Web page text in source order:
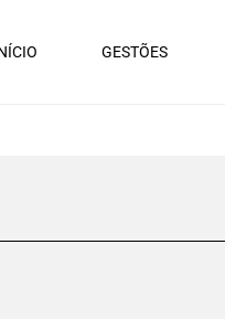
GESTÕES